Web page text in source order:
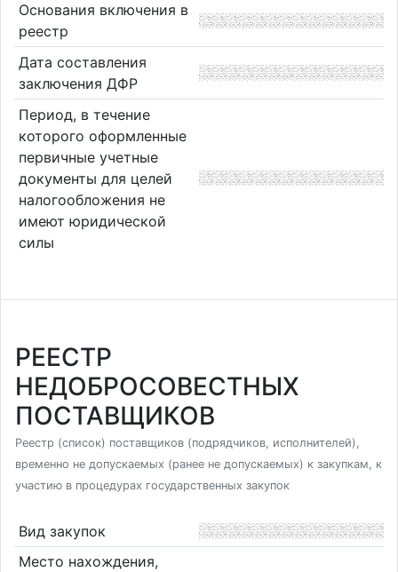
Основания включения в
реестр
Дата составления
заключения ДФР
Период, в течение
которого оформленные
первичные учетные
документы для целей
налогообложения не
имеют юридической
силы
РЕЕСТР
НЕДОБРОСОВЕСТНЫХ
ПОСТАВЩИКОВ
Реестр (список) поставщиков (подрядчиков, исполнителей),
временно не допускаемых (ранее не допускаемых) к закупкам, к
участию в процедурах государственных закупок
Вид закупок
Место нахождения,